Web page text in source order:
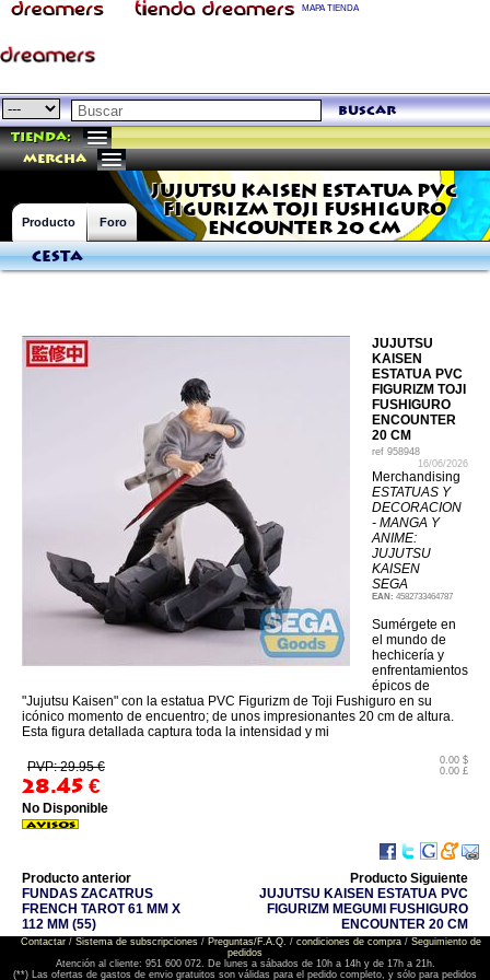
MAPA TIENDA
buscar
Tienda:
mercha
JUJUTSU KAISEN ESTATUA PVC
FIGURIZM TOJI FUSHIGURO
ENCOUNTER 20 CM
Producto Foro
Cesta
JUJUTSU
KAISEN
ESTATUA PVC
FIGURIZM TOJI
FUSHIGURO
ENCOUNTER
20 CM
ref 958948
16/06/2026
Merchandising
ESTATUAS Y
DECORACION
- MANGA Y
ANIME:
JUJUTSU
KAISEN
SEGA
EAN: 4582733464787
Sumérgete en
el mundo de
hechicería y
enfrentamientos
épicos de
"Jujutsu Kaisen" con la estatua PVC Figurizm de Toji Fushiguro en su
icónico momento de encuentro; de unos impresionantes 20 cm de altura.
Esta figura detallada captura toda la intensidad y mi
PVP: 29.95 €
28.45 €
0.00 $
0.00 £
No Disponible
Producto anterior
FUNDAS ZACATRUS
FRENCH TAROT 61 MM X
112 MM (55)
Producto Siguiente
JUJUTSU KAISEN ESTATUA PVC
FIGURIZM MEGUMI FUSHIGURO
ENCOUNTER 20 CM
Contactar/ Sistema de subscripciones/ Preguntas/F.A.Q. / condiciones de compra/ Seguimiento de
pedidos
Atención al cliente: 951 600 072. De lunes a sábados de 10h a 14h y de 17h a 21h.
(**) Las ofertas de gastos de envio gratuitos son válidas para el pedido completo, y sólo para pedidos